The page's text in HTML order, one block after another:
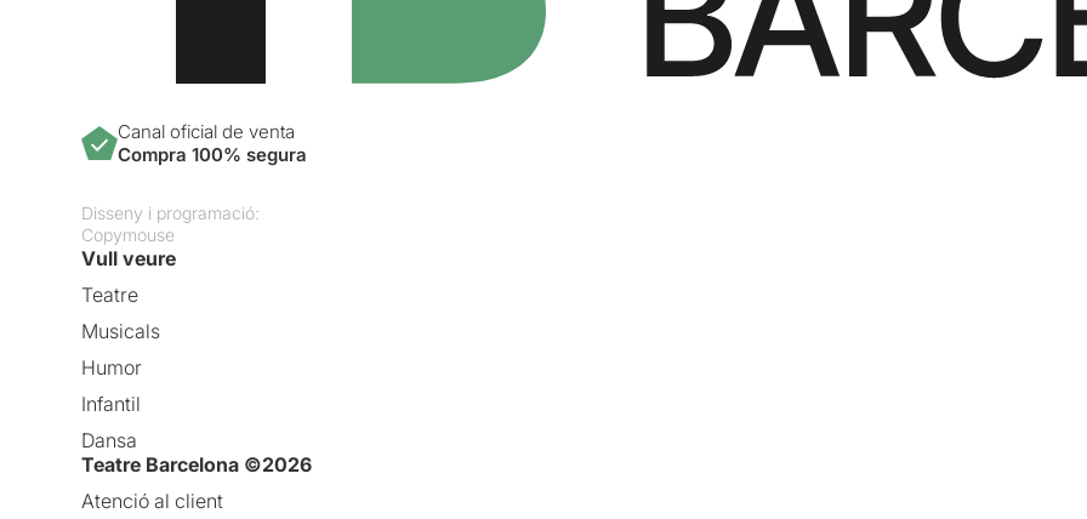
Canal oficial de venta
Compra 100% segura
Disseny i programació:
Copymouse
Vull veure
Teatre
Musicals
Humor
Infantil
Dansa
Teatre Barcelona ©2026
Atenció al client